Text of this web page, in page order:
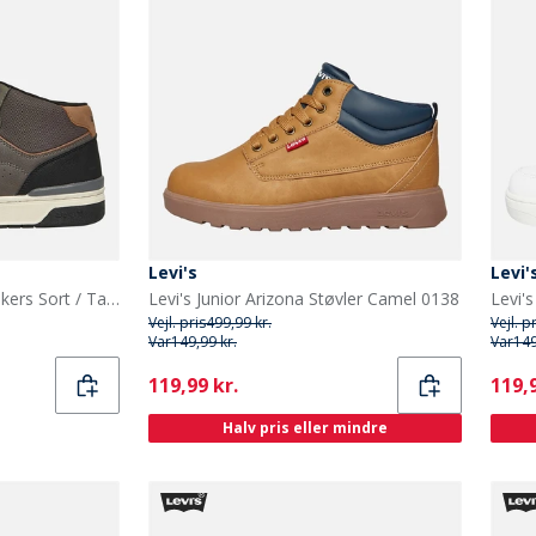
Levi's Junior Dereck Sneakers Sort / Taupe 1364
Levi's
Levi's Junior Arizona Støvler Camel 0138
Vejl. pris499,99 kr.
Var149,99 kr.
Current
119,99 kr.
Halv pris eller mindre
Vejl.
Var